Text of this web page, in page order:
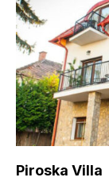
Piroska Villa